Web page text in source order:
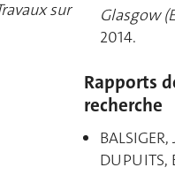
sur
Glasgow
2014.
Rapports
recherche
DUPUITS,